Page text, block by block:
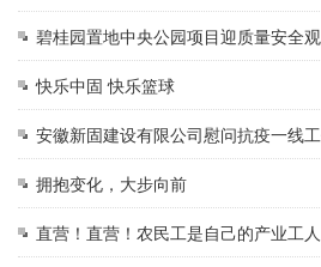
碧桂园置地中央公园项目迎质量安全
快乐中固 快乐篮球
安徽新固建设有限公司慰问抗疫一线
拥抱变化，大步向前
直营！直营！农民工是自己的产业工人